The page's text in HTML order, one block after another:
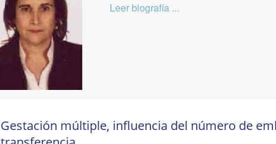
Leer biografía ...
Gestación múltiple, influencia del número de